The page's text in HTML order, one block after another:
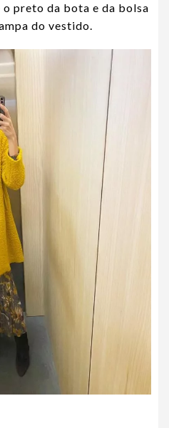
preto da bota e da bolsa
do vestido.